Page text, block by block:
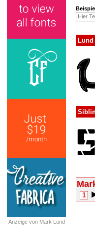
Anzeige von Mark Lund
Lund
1